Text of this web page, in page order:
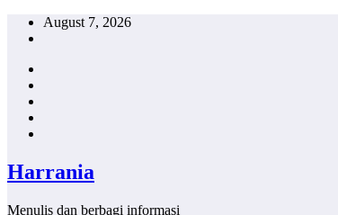
Skip
August 7, 2026
Harrania
Menulis dan berbagi informasi